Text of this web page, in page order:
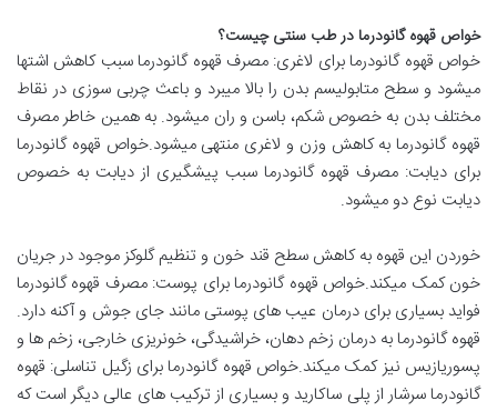
خواص قهوه گانودرما در طب سنتی چیست؟
خواص قهوه گانودرما برای لاغری: مصرف قهوه گانودرما سبب کاهش اشتها
میشود و سطح متابولیسم بدن را بالا میبرد و باعث چربی سوزی در نقاط
مختلف بدن به خصوص شکم، باسن و ران میشود. به همین خاطر مصرف
قهوه گانودرما به کاهش وزن و لاغری منتهی میشود.خواص قهوه گانودرما
برای دیابت: مصرف قهوه گانودرما سبب پیشگیری از دیابت به خصوص
دیابت نوع دو میشود.
خوردن این قهوه به کاهش سطح قند خون و تنظیم گلوکز موجود در جریان
خون کمک میکند.خواص قهوه گانودرما برای پوست: مصرف قهوه گانودرما
فواید بسیاری برای درمان عیب های پوستی مانند جای جوش و آکنه دارد.
قهوه گانودرما به درمان زخم دهان، خراشیدگی، خونریزی خارجی، زخم ها و
پسوریازیس نیز کمک میکند.خواص قهوه گانودرما برای زگیل تناسلی: قهوه
گانودرما سرشار از پلی ساکارید و بسیاری از ترکیب های عالی دیگر است که